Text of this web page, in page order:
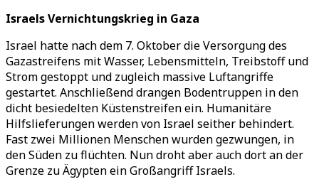
Israels Vernichtungskrieg in Gaza
Israel hatte nach dem 7. Oktober die Versorgung des
Gazastreifens mit Wasser, Lebensmitteln, Treibstoff und
Strom gestoppt und zugleich massive Luftangriffe
gestartet. Anschließend drangen Bodentruppen in den
dicht besiedelten Küstenstreifen ein. Humanitäre
Hilfslieferungen werden von Israel seither behindert.
Fast zwei Millionen Menschen wurden gezwungen, in
den Süden zu flüchten. Nun droht aber auch dort an der
Grenze zu Ägypten ein Großangriff Israels.